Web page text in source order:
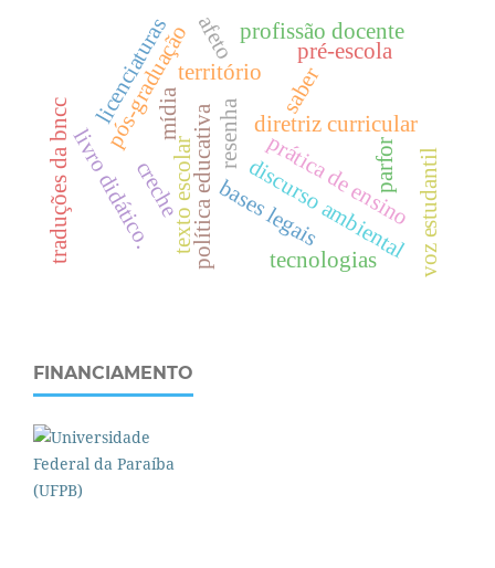
resenha
território
diretriz curricular
prática de ensino
texto escolar
pós-graduação saber
política educativa discurso ambiental
mídia
livro didático.
licenciaturas
parfor voz estudantil
pré-escola
creche bases legais
profissão docente
traduções da bncc tecnologias
afeto
FINANCIAMENTO